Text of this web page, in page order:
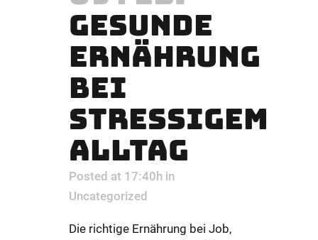
GESUNDE
ERNÄHRUNG
BEI
STRESSIGEM
ALLTAG
Posted at 17:40h in
Uncategorized
Die richtige Ernährung bei Job,